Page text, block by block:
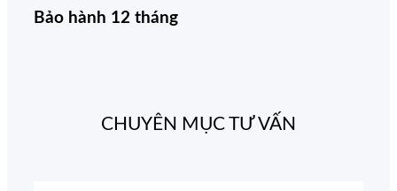
Bảo hành 12 tháng
CHUYÊN MỤC TƯ VẤN